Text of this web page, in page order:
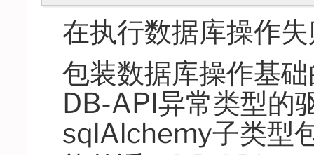
在执行数据库操作
包装数据库操作基
DB-API异常类型的
sqlAlchemy子类型